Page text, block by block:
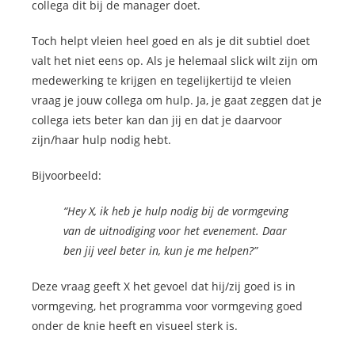
collega dit bij de manager doet.
Toch helpt vleien heel goed en als je dit subtiel doet
valt het niet eens op. Als je helemaal slick wilt zijn om
medewerking te krijgen en tegelijkertijd te vleien
vraag je jouw collega om hulp. Ja, je gaat zeggen dat je
collega iets beter kan dan jij en dat je daarvoor
zijn/haar hulp nodig hebt.
Bijvoorbeeld:
“Hey X, ik heb je hulp nodig bij de vormgeving
van de uitnodiging voor het evenement. Daar
ben jij veel beter in, kun je me helpen?”
Deze vraag geeft X het gevoel dat hij/zij goed is in
vormgeving, het programma voor vormgeving goed
onder de knie heeft en visueel sterk is.